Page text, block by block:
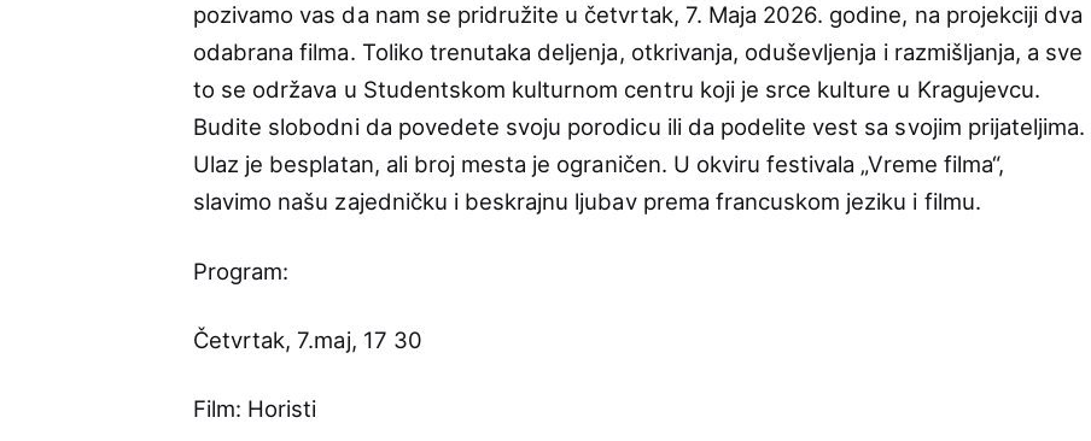
pozivamo vas da nam se pridružite u četvrtak, 7. Maja 2026. godine, na projekciji dva
odabrana filma. Toliko trenutaka deljenja, otkrivanja, oduševljenja i razmišljanja, a sve
to se održava u Studentskom kulturnom centru koji je srce kulture u Kragujevcu.
Budite slobodni da povedete svoju porodicu ili da podelite vest sa svojim prijateljima.
Ulaz je besplatan, ali broj mesta je ograničen. U okviru festivala „Vreme filma“,
slavimo našu zajedničku i beskrajnu ljubav prema francuskom jeziku i filmu.
Program:
Četvrtak, 7.maj, 17 30
Film: Horisti